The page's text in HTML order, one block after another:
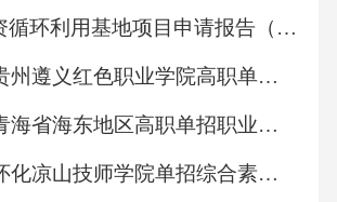
搏的自己，感谢这段全力以赴、
时光。02我的期望期望你已经
得更高，走得更远。03以今日
之基写给未来的自己相互监督，
废旧物资循环利用基地项目申请报告（范文参考）
2026年贵州遵义红色职业学院高职单招职业技能考试题库附参考答案详解（模拟题）
2026年青海省海东地区高职单招职业技能考试模拟试卷及参考答案详解AB卷
2024年怀化凉山技师学院单招综合素质考试模拟试卷及完整答案详解【夺冠系列】